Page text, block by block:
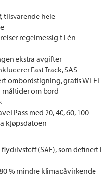
tilsvarende hele
regelmessig til én
ekstra avgifter
Fast Track, SAS
ombordstigning, gratis Wi-Fi
måltider om bord
Pass med 20, 40, 60, 100
kjøpsdatoen
(SAF), som definert i
% mindre klimapåvirkende